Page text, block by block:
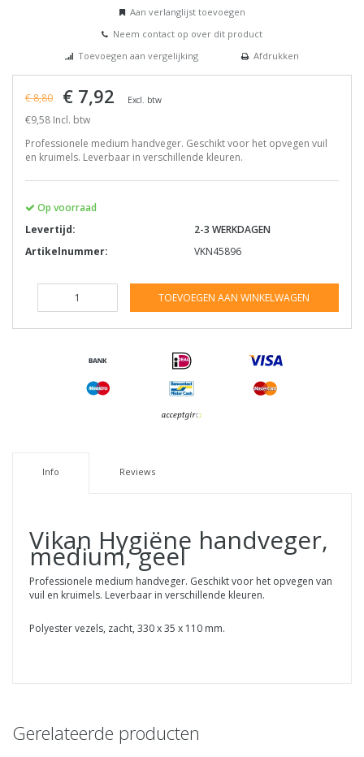
Aan verlanglijst toevoegen
Neem contact op over dit product
Toevoegen aan vergelijking
Afdrukken
€ 8,80 € 7,92 Excl. btw
€9,58 Incl. btw
Professionele medium handveger. Geschikt voor het opvegen vuil
en kruimels. Leverbaar in verschillende kleuren.
Op voorraad
Levertijd:
2-3 WERKDAGEN
Artikelnummer:
VKN45896
TOEVOEGEN AAN WINKELWAGEN
Info Reviews
Vikan Hygiëne handveger,
medium, geel
Professionele medium handveger. Geschikt voor het opvegen van
vuil en kruimels. Leverbaar in verschillende kleuren.
Polyester vezels, zacht, 330 x 35 x 110 mm.
Gerelateerde producten